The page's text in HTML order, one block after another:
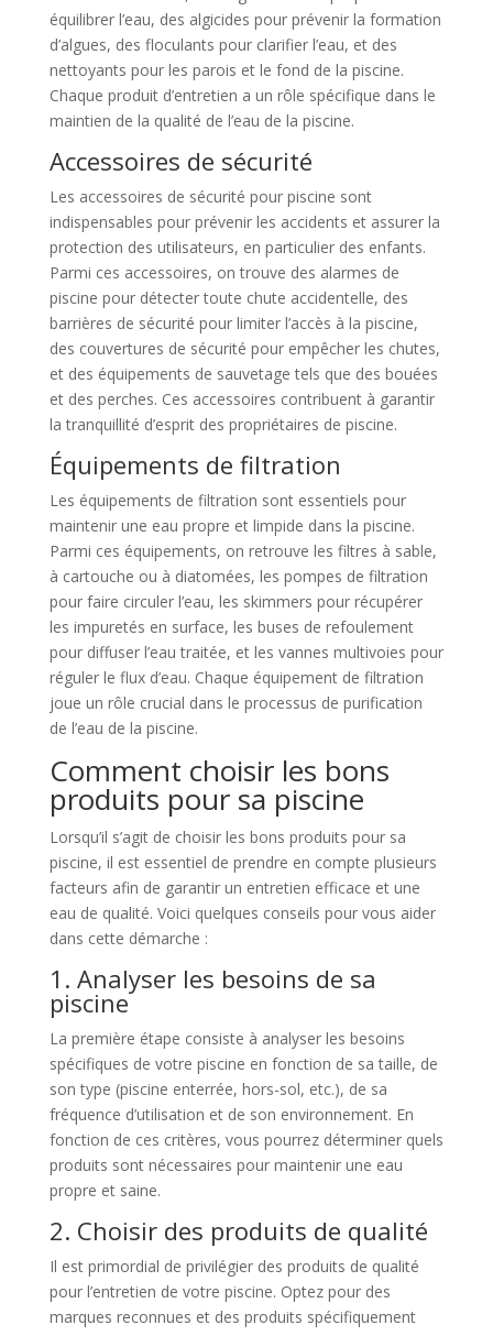
équilibrer l’eau, des algicides pour prévenir la formation
d’algues, des floculants pour clarifier l’eau, et des
nettoyants pour les parois et le fond de la piscine.
Chaque produit d’entretien a un rôle spécifique dans le
maintien de la qualité de l’eau de la piscine.
Accessoires de sécurité
Les accessoires de sécurité pour piscine sont
indispensables pour prévenir les accidents et assurer la
protection des utilisateurs, en particulier des enfants.
Parmi ces accessoires, on trouve des alarmes de
piscine pour détecter toute chute accidentelle, des
barrières de sécurité pour limiter l’accès à la piscine,
des couvertures de sécurité pour empêcher les chutes,
et des équipements de sauvetage tels que des bouées
et des perches. Ces accessoires contribuent à garantir
la tranquillité d’esprit des propriétaires de piscine.
Équipements de filtration
Les équipements de filtration sont essentiels pour
maintenir une eau propre et limpide dans la piscine.
Parmi ces équipements, on retrouve les filtres à sable,
à cartouche ou à diatomées, les pompes de filtration
pour faire circuler l’eau, les skimmers pour récupérer
les impuretés en surface, les buses de refoulement
pour diffuser l’eau traitée, et les vannes multivoies pour
réguler le flux d’eau. Chaque équipement de filtration
joue un rôle crucial dans le processus de purification
de l’eau de la piscine.
Comment choisir les bons
produits pour sa piscine
Lorsqu’il s’agit de choisir les bons produits pour sa
piscine, il est essentiel de prendre en compte plusieurs
facteurs afin de garantir un entretien efficace et une
eau de qualité. Voici quelques conseils pour vous aider
dans cette démarche :
1. Analyser les besoins de sa
piscine
La première étape consiste à analyser les besoins
spécifiques de votre piscine en fonction de sa taille, de
son type (piscine enterrée, hors-sol, etc.), de sa
fréquence d’utilisation et de son environnement. En
fonction de ces critères, vous pourrez déterminer quels
produits sont nécessaires pour maintenir une eau
propre et saine.
2. Choisir des produits de qualité
Il est primordial de privilégier des produits de qualité
pour l’entretien de votre piscine. Optez pour des
marques reconnues et des produits spécifiquement